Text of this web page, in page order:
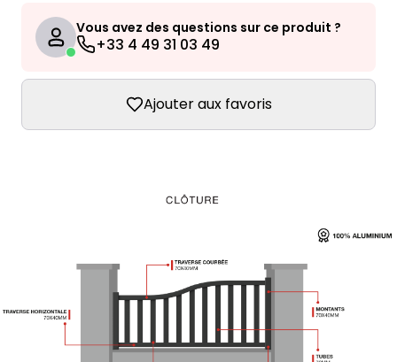
Vous avez des questions sur ce produit ?
+33 4 49 31 03 49
Ajouter aux favoris